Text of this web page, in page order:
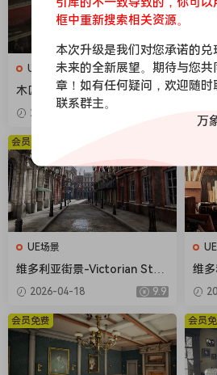
UE场景
木匠工作车间-Carpenters W
orkshop
2026-04-18
维
UE场景
维多利亚街景-Victorian Stre
et 2026-04-18 9.9
会员免费
维
会员免费 会员
框中重新搜索相关资源。
本次升级是我们对您承诺的
未来的全新展望。期待与您共
章！如有任何疑问，欢迎随
联系群主。
万